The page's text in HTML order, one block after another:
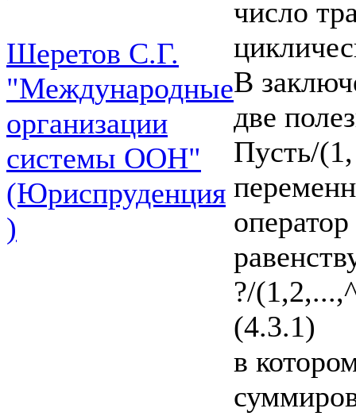
Шеретов С.Г.
"Международные
организации
системы ООН"
(Юриспруденция
)
число
В
две
Пусть/
?/
(4.3.1)
в